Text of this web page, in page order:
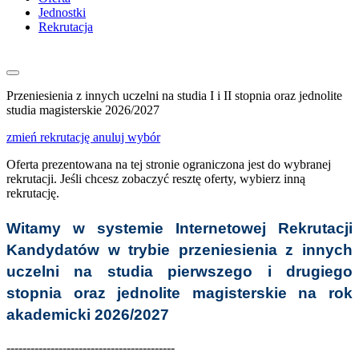
Jednostki
Rekrutacja
Przeniesienia z innych uczelni na studia I i II stopnia oraz jednolite
studia magisterskie 2026/2027
zmień rekrutację anuluj wybór
Oferta prezentowana na tej stronie ograniczona jest do wybranej
rekrutacji. Jeśli chcesz zobaczyć resztę oferty, wybierz inną
rekrutację.
Witamy w systemie Internetowej Rekrutacji
Kandydatów w trybie przeniesienia z innych
uczelni na studia pierwszego i drugiego
stopnia oraz jednolite magisterskie na rok
akademicki 2026/2027
------------------------------------------